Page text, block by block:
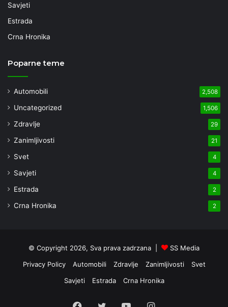
Savjeti
Estrada
Crna Hronika
Poparne teme
Automobili 2,508
Uncategorized 1,506
Zdravlje 29
Zanimljivosti 21
Svet 4
Savjeti 4
Estrada 2
Crna Hronika 2
© Copyright 2026, Sva prava zadrzana |
SS Media
Privacy Policy
Automobili Zdravlje Zanimljivosti
Svet
Savjeti
Estrada Crna Hronika